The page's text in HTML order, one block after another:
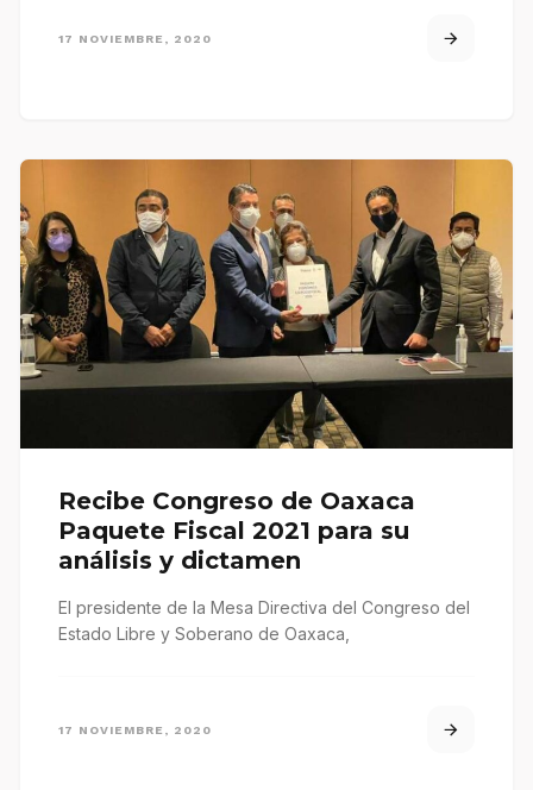
17 NOVIEMBRE, 2020
Recibe Congreso de Oaxaca
Paquete Fiscal 2021 para su
análisis y dictamen
El presidente de la Mesa Directiva del Congreso del
Estado Libre y Soberano de Oaxaca,
17 NOVIEMBRE, 2020